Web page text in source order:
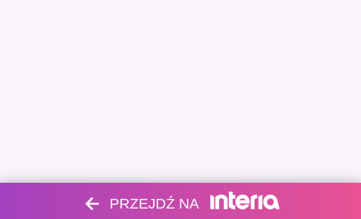
PRZEJDŹ NA